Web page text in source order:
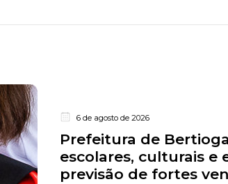
6 de agosto de 2026
Prefeitura de
escolares, culturais e
previsão de fortes